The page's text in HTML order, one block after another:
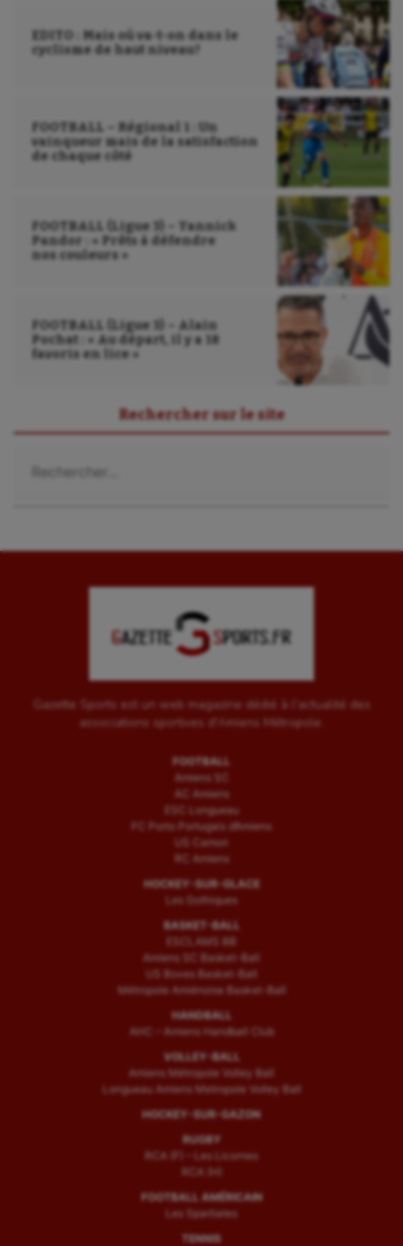
EDITO : Mais où va-t-on dans le
cyclisme de haut niveau?
FOOTBALL – Régional 1 : Un
vainqueur mais de la satisfaction
de chaque côté
FOOTBALL (Ligue 3) – Yannick
Pandor : « Prêts à défendre
nos couleurs »
FOOTBALL (Ligue 3) – Alain
Pochat : « Au départ, il y a 18
favoris en lice »
Rechercher sur le site
Gazette Sports est un web magazine dédié à l'actualité des
associations sportives d'Amiens Métropole.
FOOTBALL
Amiens SC
AC Amiens
ESC Longueau
FC Porto Portugais d’Amiens
US Camon
RC Amiens
HOCKEY-SUR-GLACE
Les Gothiques
BASKET-BALL
ESCLAMS BB
Amiens SC Basket-Ball
US Boves Basket-Ball
Métropole Amiénoise Basket-Ball
HANDBALL
AHC – Amiens Handball Club
VOLLEY-BALL
Amiens Métropole Volley Ball
Longueau Amiens Metropole Volley Ball
HOCKEY-SUR-GAZON
RUGBY
RCA (F) – Les Licornes
RCA (H)
FOOTBALL AMÉRICAIN
Les Spartiates
TENNIS